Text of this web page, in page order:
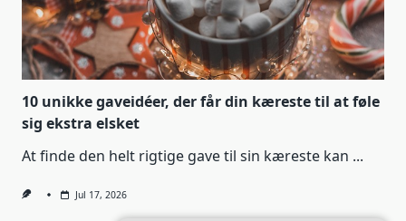
10 unikke gaveidéer, der får din kæreste til at føle
sig ekstra elsket
At finde den helt rigtige gave til sin kæreste kan ...
Jul 17, 2026